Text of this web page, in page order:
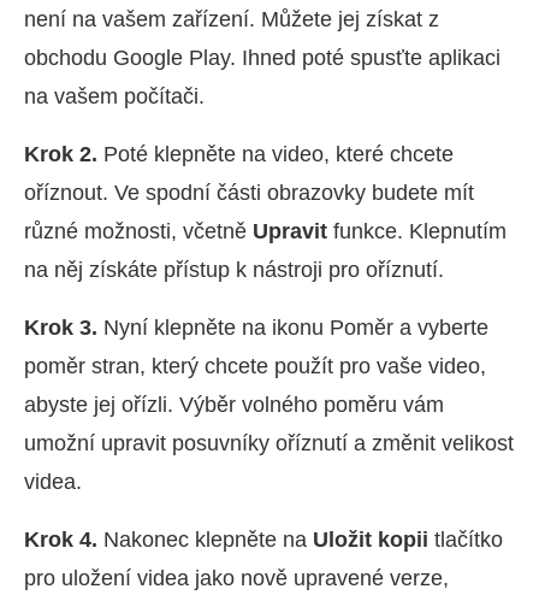
není na vašem zařízení. Můžete jej získat z
obchodu Google Play. Ihned poté spusťte aplikaci
na vašem počítači.
Krok 2. Poté klepněte na video, které chcete
oříznout. Ve spodní části obrazovky budete mít
různé možnosti, včetně Upravit funkce. Klepnutím
na něj získáte přístup k nástroji pro oříznutí.
Krok 3. Nyní klepněte na ikonu Poměr a vyberte
poměr stran, který chcete použít pro vaše video,
abyste jej ořízli. Výběr volného poměru vám
umožní upravit posuvníky oříznutí a změnit velikost
videa.
Krok 4. Nakonec klepněte na Uložit kopii tlačítko
pro uložení videa jako nově upravené verze,